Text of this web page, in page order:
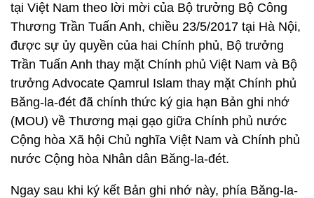
tại Việt Nam theo lời mời của Bộ trưởng Bộ Công
Thương Trần Tuấn Anh, chiều 23/5/2017 tại Hà Nội,
được sự ủy quyền của hai Chính phủ, Bộ trưởng
Trần Tuấn Anh thay mặt Chính phủ Việt Nam và Bộ
trưởng Advocate Qamrul Islam thay mặt Chính phủ
Băng-la-đét đã chính thức ký gia hạn Bản ghi nhớ
(MOU) về Thương mại gạo giữa Chính phủ nước
Cộng hòa Xã hội Chủ nghĩa Việt Nam và Chính phủ
nước Cộng hòa Nhân dân Băng-la-đét.
Ngay sau khi ký kết Bản ghi nhớ này, phía Băng-la-